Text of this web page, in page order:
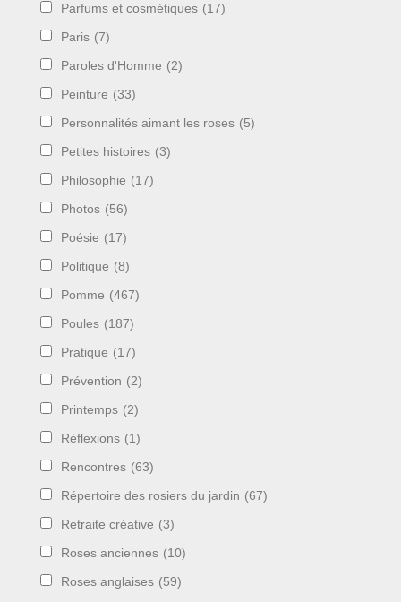
Parfums et cosmétiques (17)
Paris (7)
Paroles d'Homme (2)
Peinture (33)
Personnalités aimant les roses (5)
Petites histoires (3)
Philosophie (17)
Photos (56)
Poésie (17)
Politique (8)
Pomme (467)
Poules (187)
Pratique (17)
Prévention (2)
Printemps (2)
Réflexions (1)
Rencontres (63)
Répertoire des rosiers du jardin (67)
Retraite créative (3)
Roses anciennes (10)
Roses anglaises (59)